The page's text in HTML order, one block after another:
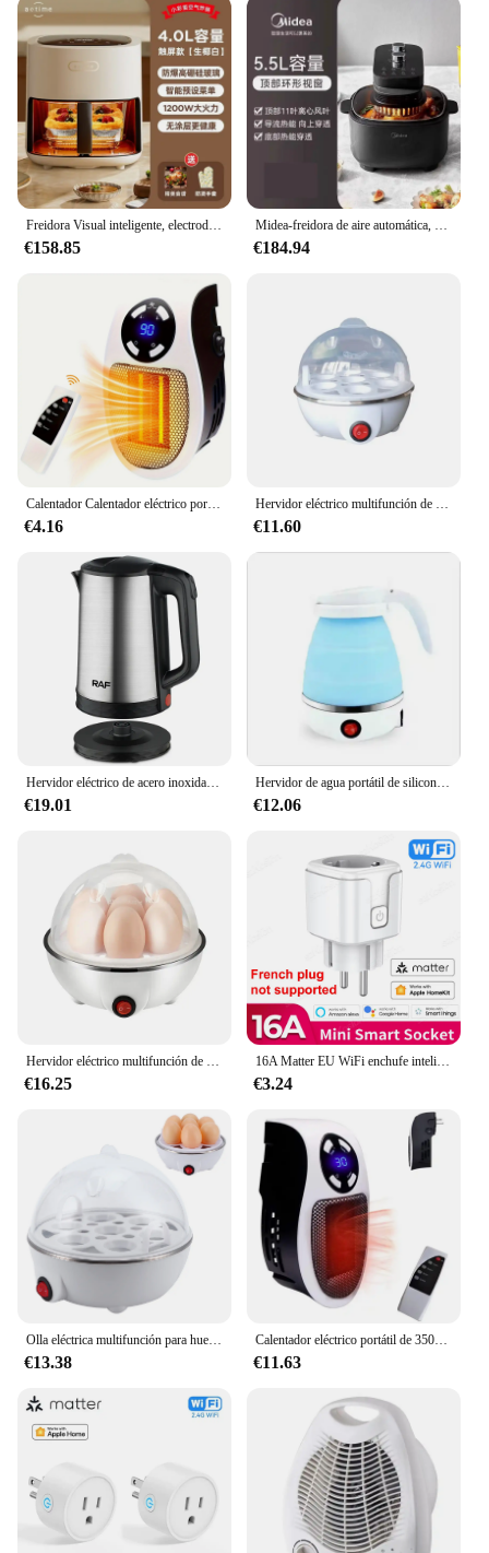
Freidora Visual inteligente, electrodomésticos, freidoras de aire de giro automático, freidora de aire de gran capacidad de 7L, freidora de aire sin aceite de baja grasa, 220V
€158.85
Midea-freidora de aire automática, horno sin aceite, bajo en grasa, 6L, Visual inteligente, multifunción, electrodomésticos
€184.94
Calentador Calentador eléctrico portátil Calentador de habitación montado en la pared enchufable Electrodomésticos Estufa de calefacción Mini radiador Calentador remoto 500W
€4.16
Hervidor eléctrico multifunción de huevos, hervidor de huevos individual, electrodomésticos de cocina para desayuno rápido al vapor
€11.60
Hervidor eléctrico de acero inoxidable, electrodomésticos de cocina inteligentes, silbato, té, café, Samovar, 2,3 L
€19.01
Hervidor de agua portátil de silicona 304 para el hogar, tetera plegable de viaje de 600ML, 110V/220V, electrodomésticos de cocina
€12.06
€16.25
16A Matter EU WiFi enchufe inteligente electrodoméstico Mini adaptador de enchufe inteligente Control de aplicación temporizador funciona con HomeKit Siri Alexa Google
€3.24
€13.38
Calentador eléctrico portátil de 350W, práctico calentador de habitación con Control remoto, calentador montado en la pared, calefacción de invierno, electrodoméstico
€11.63